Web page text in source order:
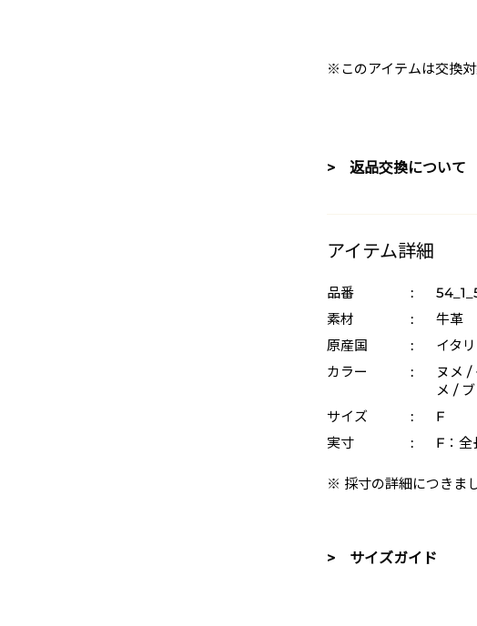
※このアイテムは交換
> 返品交換について
アイテム詳細
品番 :
素材
:
牛革
原産国
:
イタ
カラー
:
ヌメ /
メ /
サイズ
:
F
実寸
: F：全
※ 採寸の詳細につきま
> サイズガイド